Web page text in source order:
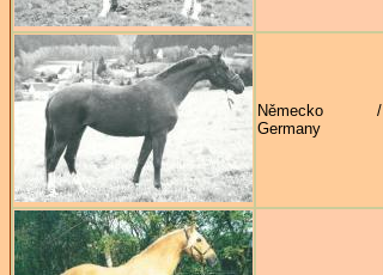
Německo /
Germany